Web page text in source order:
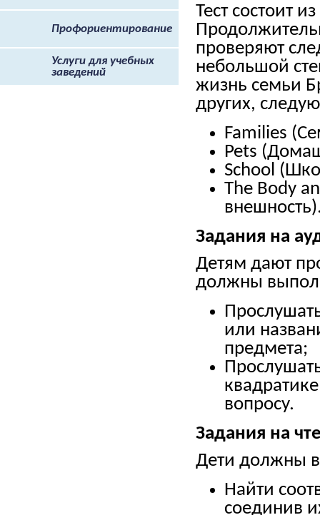
Профориентирование
Услуги для учебных
заведений
Тест состоит
проверяют
небольшой
жизнь семьи
других,
Families
Pets
School
The Body
Задания на
Детям дают
должны
или
предмета;
вопросу.
Задания на
Дети должны
Найти
соединив